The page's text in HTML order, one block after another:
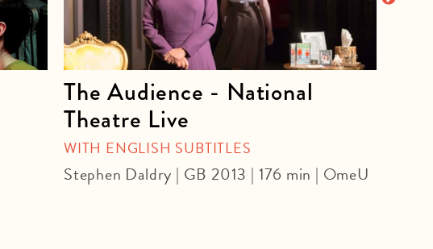
The Audience - National
Theatre Live
WITH ENGLISH SUBTITLES
Stephen Daldry | GB 2013 | 176 min | OmeU